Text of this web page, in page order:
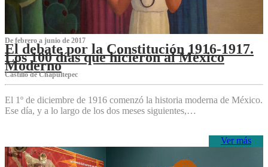
De febrero a junio de 2017
El debate por la Constitución 1916-1917.
Los 100 días que hicieron al México
Moderno
Castillo de Chapultepec
El 1º de diciembre de 1916 comenzó la historia moderna de México.
Ese día, y a lo largo de los dos meses siguientes,…
Ver más